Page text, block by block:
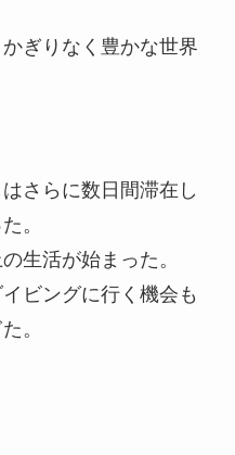
ぎりなく豊かな世界
さらに数日間滞在し
。
生活が始まった。
ビングに行く機会も
。